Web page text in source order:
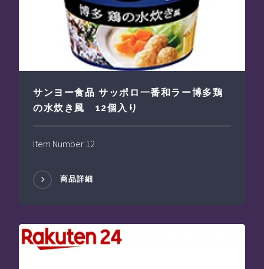
サンヨー食品 サッポロ一番和ラー博多鶏
の水炊き風 12個入り
Item Number 12
商品詳細